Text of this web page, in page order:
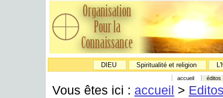
DIEU Spiritualité et religion
accueil éditos
Vous êtes ici : accueil >